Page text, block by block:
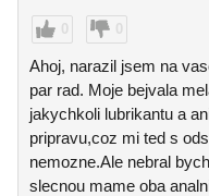
0 0
Ahoj, narazil jsem na
par rad. Moje bejvala
jakychkoli lubrikantu a
pripravu,coz mi ted s
nemozne.Ale nebral
slecnou mame oba